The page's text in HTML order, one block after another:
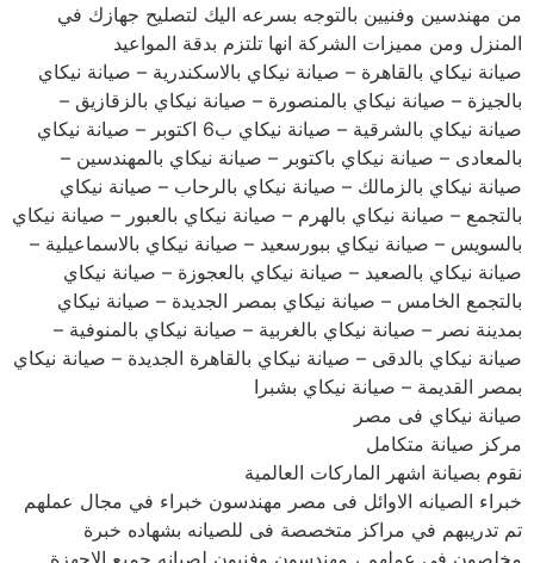
من مهندسين وفنيين بالتوجه بسرعه اليك لتصليح جهازك في
المنزل ومن مميزات الشركة انها تلتزم بدقة المواعيد
صيانة نيكاي بالقاهرة – صيانة نيكاي بالاسكندرية – صيانة نيكاي
بالجيزة – صيانة نيكاي بالمنصورة – صيانة نيكاي بالزقازيق –
صيانة نيكاي بالشرقية – صيانة نيكاي ب6 اكتوبر – صيانة نيكاي
بالمعادى – صيانة نيكاي باكتوبر – صيانة نيكاي بالمهندسين –
صيانة نيكاي بالزمالك – صيانة نيكاي بالرحاب – صيانة نيكاي
بالتجمع – صيانة نيكاي بالهرم – صيانة نيكاي بالعبور – صيانة نيكاي
بالسويس – صيانة نيكاي ببورسعيد – صيانة نيكاي بالاسماعيلية –
صيانة نيكاي بالصعيد – صيانة نيكاي بالعجوزة – صيانة نيكاي
بالتجمع الخامس – صيانة نيكاي بمصر الجديدة – صيانة نيكاي
بمدينة نصر – صيانة نيكاي بالغربية – صيانة نيكاي بالمنوفية –
صيانة نيكاي بالدقى – صيانة نيكاي بالقاهرة الجديدة – صيانة نيكاي
بمصر القديمة – صيانة نيكاي بشبرا
صيانة نيكاي فى مصر
مركز صيانة متكامل
نقوم بصيانة اشهر الماركات العالمية
خبراء الصيانه الاوائل فى مصر مهندسون خبراء في مجال عملهم
تم تدريبهم في مراكز متخصصة فى للصيانه بشهاده خبرة